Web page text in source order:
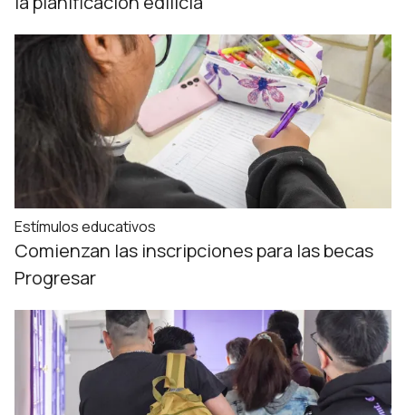
Estímulos educativos
Comienzan las inscripciones para las becas
Progresar